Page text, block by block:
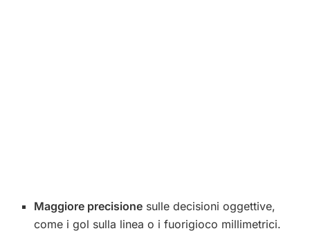
Maggiore precisione sulle decisioni oggettive,
come i gol sulla linea o i fuorigioco millimetrici.